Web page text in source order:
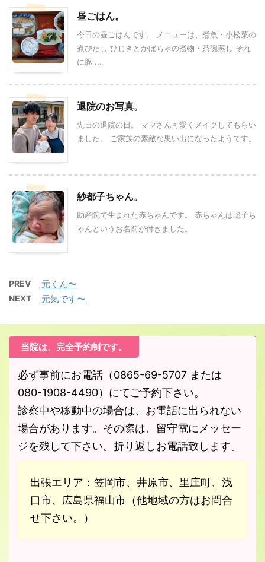
昼ごはん。
今日の昼ごはんです。 メニューは、煮魚・小松菜の
煮びたし ひじきとかぼちゃの煮物・茶碗蒸し それ
に豚 ...
退院のお写真。
先日の退院の日。 ママさん可愛くメイクしてもらい
ました。 ご家族の素敵な思い出になったようです。
紗都子ちゃん。
助産院で生まれた赤ちゃんです。 赤ちゃんは聡子ち
ゃんというお名前が付きました。
PREV 元くん〜
NEXT 元気です〜
当院は、完全予約制です。
必ず事前にお電話（0865-69-5707 または
080-1908-4490）にてご予約下さい。
診察中や移動中の場合は、お電話に出られない
場合があります。その際は、留守電にメッセー
ジを残して下さい。折り返しお電話致します。
出張エリア：笠岡市、井原市、里庄町、浅
口市、広島県福山市（他地域の方はお問合
せ下さい。）